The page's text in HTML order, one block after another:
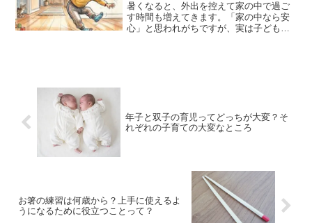
暑くなると、外出を控えて家の中で過ご
す時間も増えてきます。「家の中なら安
心」と思われがちですが、実は子どもの
年子と双子の育児ってどっちが大変？そ
れぞれの子育ての大変なところ
お箸の練習は何歳から？上手に使えるよ
うになるために役立つことって？